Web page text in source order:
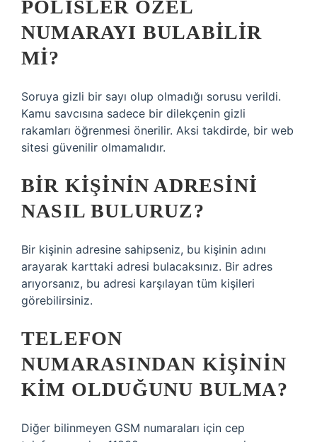
POLISLER ÖZEL
NUMARAYI BULABILIR
MI?
Soruya gizli bir sayı olup olmadığı sorusu verildi.
Kamu savcısına sadece bir dilekçenin gizli
rakamları öğrenmesi önerilir. Aksi takdirde, bir web
sitesi güvenilir olmamalıdır.
BIR KIŞININ ADRESINI
NASIL BULURUZ?
Bir kişinin adresine sahipseniz, bu kişinin adını
arayarak karttaki adresi bulacaksınız. Bir adres
arıyorsanız, bu adresi karşılayan tüm kişileri
görebilirsiniz.
TELEFON
NUMARASINDAN KIŞININ
KIM OLDUĞUNU BULMA?
Diğer bilinmeyen GSM numaraları için cep